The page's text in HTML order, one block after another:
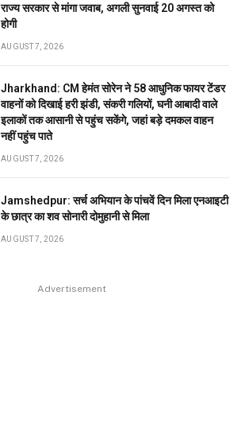
राज्य सरकार से मांगा जवाब, अगली सुनवाई 20 अगस्त को
होगी
AUGUST 7, 2026
Jharkhand: CM हेमंत सोरेन ने 58 आधुनिक फायर टेंडर
वाहनों को दिखाई हरी झंडी, संकरी गलियों, घनी आबादी वाले
इलाकों तक आसानी से पहुंच सकेंगे, जहां बड़े दमकल वाहन
नहीं पहुंच पाते
AUGUST 7, 2026
Jamshedpur: सर्च अभियान के पांचवें दिन मिला एनआइटी
के छात्र का शव सोनारी दोमुहानी से मिला
AUGUST 7, 2026
Advertisement